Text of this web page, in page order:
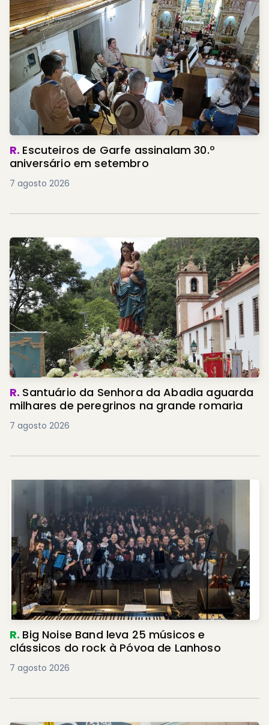
R. Escuteiros de Garfe assinalam 30.º
aniversário em setembro
7 agosto 2026
R. Santuário da Senhora da Abadia aguarda
milhares de peregrinos na grande romaria
7 agosto 2026
R. Big Noise Band leva 25 músicos e
clássicos do rock à Póvoa de Lanhoso
7 agosto 2026